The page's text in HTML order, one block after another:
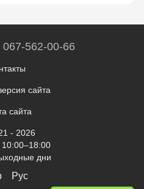
067-562-00-66
сайта
сайта
- 2026
дни
Рус